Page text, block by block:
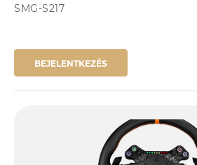
SMG-S217
BEJELENTKEZÉS